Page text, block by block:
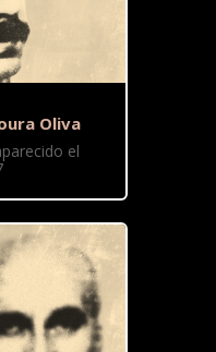
Oliva
el